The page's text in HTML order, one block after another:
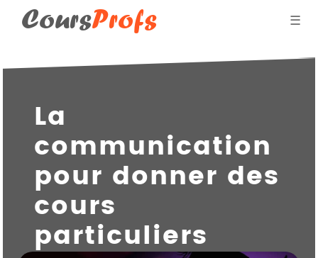
CoursProfs
Blog des professeurs
Qui suis-je ?
☰
La
communication
pour donner des
cours
particuliers